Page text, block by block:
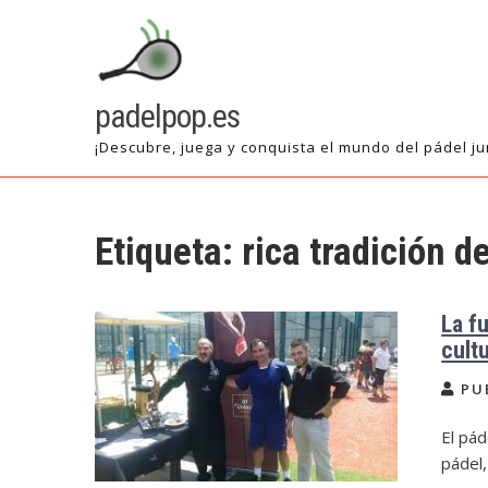
padelpop.es
¡Descubre, juega y conquista el mundo del pádel
Etiqueta: rica tradición
La
El